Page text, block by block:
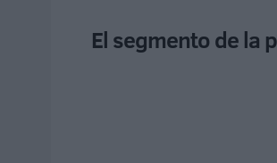
El segmento de la